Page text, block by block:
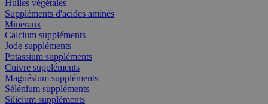
Huiles végétales
Suppléments d'acides aminés
Mineraux
Calcium suppléments
Jode suppléments
Potassium suppléments
Cuivre suppléments
Magnésium suppléments
Sélénium suppléments
Silicium suppléments